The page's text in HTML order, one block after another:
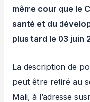
même cour que le
santé et du
plus tard le 03 juin
La description de
peut être retiré au
Mali, à l’adresse